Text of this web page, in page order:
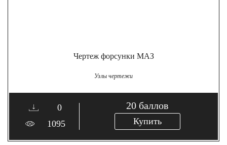
Чертеж форсунки МАЗ
Узлы чертежи
0
1095
20 баллов
Купить